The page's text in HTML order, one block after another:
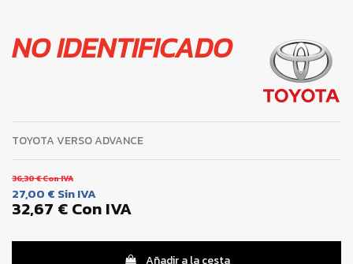
NO IDENTIFICADO
TOYOTA VERSO ADVANCE
36,30 €Con IVA
27,00 € Sin IVA
32,67 €Con IVA
Añadir a la cesta